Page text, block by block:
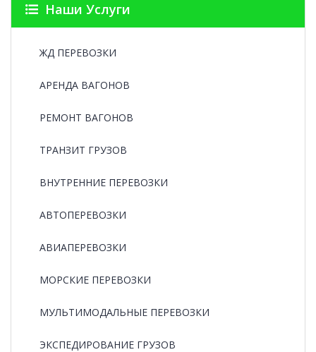
Наши Услуги
ЖД ПЕРЕВОЗКИ
АРЕНДА ВАГОНОВ
РЕМОНТ ВАГОНОВ
ТРАНЗИТ ГРУЗОВ
ВНУТРЕННИЕ ПЕРЕВОЗКИ
АВТОПЕРЕВОЗКИ
АВИАПЕРЕВОЗКИ
МОРСКИЕ ПЕРЕВОЗКИ
МУЛЬТИМОДАЛЬНЫЕ ПЕРЕВОЗКИ
ЭКСПЕДИРОВАНИЕ ГРУЗОВ